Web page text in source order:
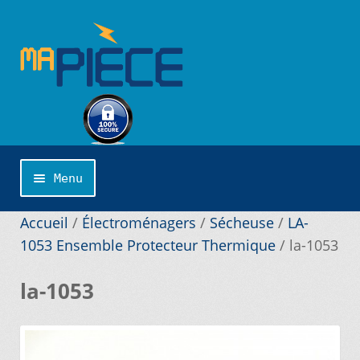
à
navigation
au
Menu
Accueil
Accueil / Électroménagers / Sécheuse/ LA-
1053 Ensemble Protecteur Thermique/ la-1053
la-1053